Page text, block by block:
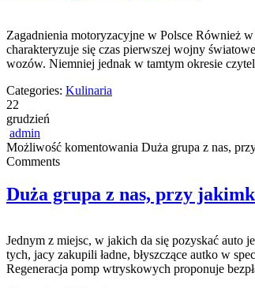
Zagadnienia motoryzacyjne w Polsce Również
charakteryzuje się czas pierwszej wojny
wozów. Niemniej jednak w tamtym okresie
Categories: Kulinaria
22
grudzień
admin
Możliwość komentowania Duża grupa z nas,
Comments
Duża grupa z nas, przy
Jednym z miejsc, w jakich da się pozyskać auto
tych, jacy zakupili ładne, błyszczące autko w
Regeneracja pomp wtryskowych proponuje